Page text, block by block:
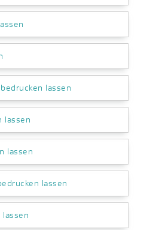
lassen
lassen
lassen
lassen
lassen